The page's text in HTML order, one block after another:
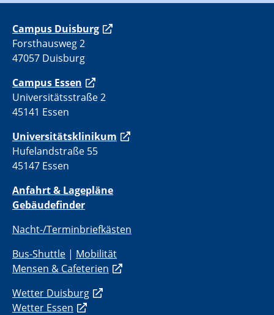
Campus Duisburg
Forsthausweg 2
47057 Duisburg
Campus Essen
Universitätsstraße 2
45141 Essen
Universitätsklinikum
Hufelandstraße 55
45147 Essen
Anfahrt & Lagepläne
Gebäudefinder
Nacht-/Terminbriefkästen
Bus-Shuttle | Mobilität
Mensen & Cafeterien
Wetter Duisburg
Wetter Essen